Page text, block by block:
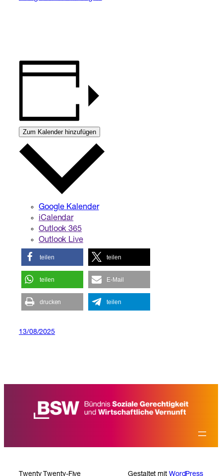
Zum Kalender hinzufügen
Google Kalender
iCalendar
Outlook 365
Outlook Live
teilen teilen
teilen E-Mail
drucken teilen
13/08/2025
Twenty Twenty-Five Gestaltet mit WordPress